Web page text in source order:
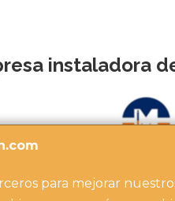
para mejorar
instaladora
https://